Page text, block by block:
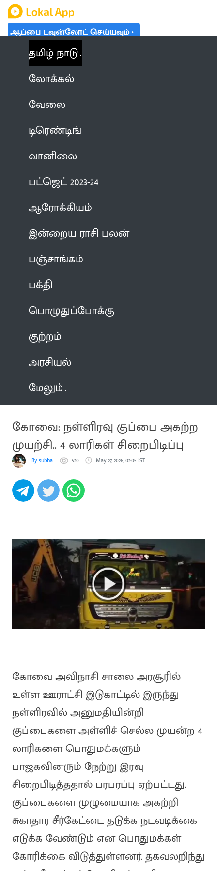
ஆப்பை டவுன்லோட் செய்யவும்
தமிழ் நாடு
லோக்கல்
வேலை
டிரெண்டிங்
வானிலை
பட்ஜெட் 2023-24
ஆரோக்கியம்
இன்றைய ராசி பலன்
பஞ்சாங்கம்
பக்தி
பொழுதுப்போக்கு
குற்றம்
அரசியல்
மேலும்
கோவை: நள்ளிரவு குப்பை அகற்ற
முயற்சி.. 4 லாரிகள் சிறைபிடிப்பு
By subha 520 May 27, 2026, 02:05 IST
கோவை அவிநாசி சாலை அரசூரில்
உள்ள ஊராட்சி இடுகாட்டில் இருந்து
நள்ளிரவில் அனுமதியின்றி
குப்பைகளை அள்ளிச் செல்ல முயன்ற 4
லாரிகளை பொதுமக்களும்
பாஜகவினரும் நேற்று இரவு
சிறைபிடித்ததால் பரபரப்பு ஏற்பட்டது.
குப்பைகளை முழுமையாக அகற்றி
சுகாதார சீர்கேட்டை தடுக்க நடவடிக்கை
எடுக்க வேண்டும் என பொதுமக்கள்
கோரிக்கை விடுத்துள்ளனர். தகவலறிந்து